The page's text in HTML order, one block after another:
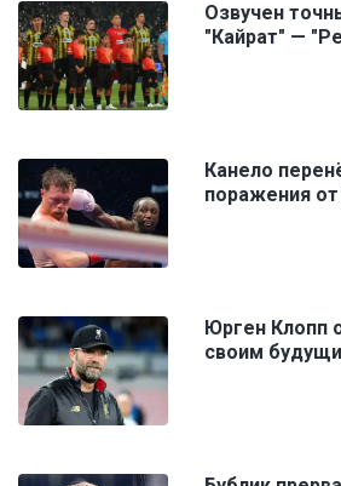
Озвучен
"Кайрат" —
Канело
поражения
Юрген Клопп
своим